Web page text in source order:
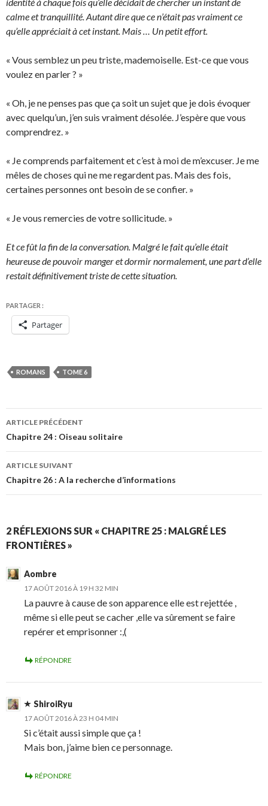
calme et tranquillité. Autant dire que ce n’était pas vraiment ce
qu’elle appréciait à cet instant. Mais … Un petit effort.
« Vous semblez un peu triste, mademoiselle. Est-ce que vous
voulez en parler ? »
« Oh, je ne penses pas que ça soit un sujet que je dois évoquer
avec quelqu’un, j’en suis vraiment désolée. J’espère que vous
comprendrez. »
« Je comprends parfaitement et c’est à moi de m’excuser. Je me
mêles de choses qui ne me regardent pas. Mais des fois,
certaines personnes ont besoin de se confier. »
« Je vous remercies de votre sollicitude. »
Et ce fût la fin de la conversation. Malgré le fait qu’elle était
heureuse de pouvoir manger et dormir normalement, une part d’elle
restait définitivement triste de cette situation.
PARTAGER :
Partager
ROMANS TOME 6
Navigation
des
articles
ARTICLE PRÉCÉDENT
Chapitre 24 : Oiseau solitaire
ARTICLE SUIVANT
Chapitre 26 : A la recherche d’informations
2 RÉFLEXIONS SUR « CHAPITRE 25 : MALGRÉ LES
FRONTIÈRES »
Aombre
17 AOÛT 2016 À 19 H 32 MIN
La pauvre à cause de son apparence elle est rejettée ,
même si elle peut se cacher ,elle va sûrement se faire
repérer et emprisonner :,(
RÉPONDRE
ShiroiRyu
17 AOÛT 2016 À 23 H 04 MIN
Si c’était aussi simple que ça !
Mais bon, j’aime bien ce personnage.
RÉPONDRE